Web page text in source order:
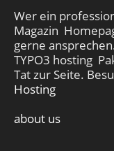
Wer ein
Magazin
gerne
TYPO3 hosting
Tat zur Seite.
Hosting
about us